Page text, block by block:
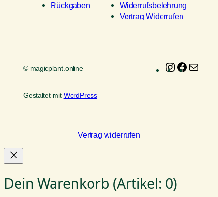
Rückgaben
Widerrufsbelehrung
Vertrag Widerrufen
© magicplant.online Instagram
Gestaltet mit WordPress
Vertrag widerrufen
Dein Warenkorb (Artikel: 0)